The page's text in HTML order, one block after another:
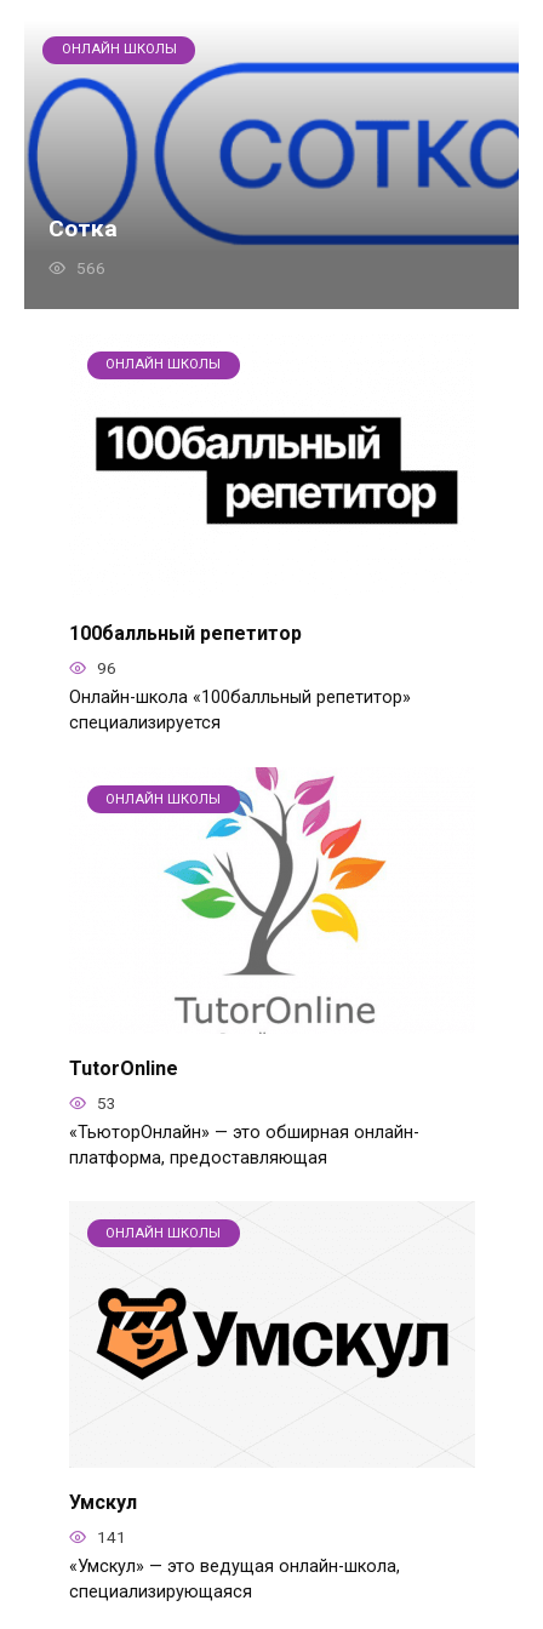
ОНЛАЙН ШКОЛЫ
Сотка
566
ОНЛАЙН ШКОЛЫ
100балльный репетитор
96
Онлайн-школа «100балльный репетитор»
специализируется
ОНЛАЙН ШКОЛЫ
TutorOnline
53
«ТьюторОнлайн» — это обширная онлайн-
платформа, предоставляющая
ОНЛАЙН ШКОЛЫ
Умскул
141
«Умскул» — это ведущая онлайн-школа,
специализирующаяся